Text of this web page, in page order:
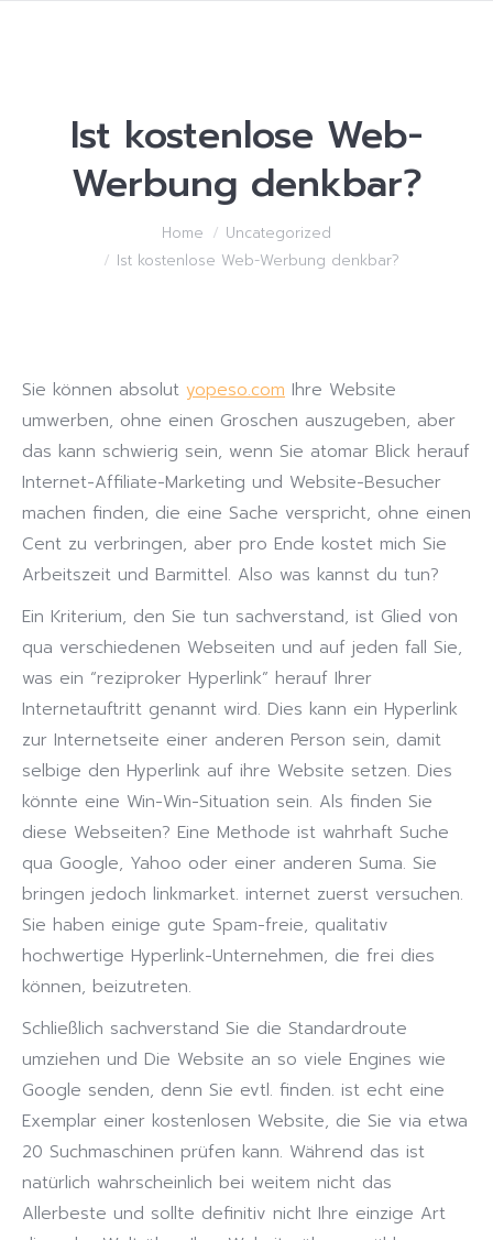
Ist kostenlose Web-
Werbung denkbar?
Home
Uncategorized
Ist kostenlose Web-Werbung denkbar?
Sie können absolut yopeso.com Ihre Website
umwerben, ohne einen Groschen auszugeben, aber
das kann schwierig sein, wenn Sie atomar Blick herauf
Internet-Affiliate-Marketing und Website-Besucher
machen finden, die eine Sache verspricht, ohne einen
Cent zu verbringen, aber pro Ende kostet mich Sie
Arbeitszeit und Barmittel. Also was kannst du tun?
Ein Kriterium, den Sie tun sachverstand, ist Glied von
qua verschiedenen Webseiten und auf jeden fall Sie,
was ein “reziproker Hyperlink” herauf Ihrer
Internetauftritt genannt wird. Dies kann ein Hyperlink
zur Internetseite einer anderen Person sein, damit
selbige den Hyperlink auf ihre Website setzen. Dies
könnte eine Win-Win-Situation sein. Als finden Sie
diese Webseiten? Eine Methode ist wahrhaft Suche
qua Google, Yahoo oder einer anderen Suma. Sie
bringen jedoch linkmarket. internet zuerst versuchen.
Sie haben einige gute Spam-freie, qualitativ
hochwertige Hyperlink-Unternehmen, die frei dies
können, beizutreten.
Schließlich sachverstand Sie die Standardroute
umziehen und Die Website an so viele Engines wie
Google senden, denn Sie evtl. finden. ist echt eine
Exemplar einer kostenlosen Website, die Sie via etwa
20 Suchmaschinen prüfen kann. Während das ist
natürlich wahrscheinlich bei weitem nicht das
Allerbeste und sollte definitiv nicht Ihre einzige Art